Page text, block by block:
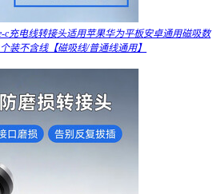
c充电线转接头适用苹果华为平板安卓通用磁吸数
装不含线【磁吸线/普通线通用】